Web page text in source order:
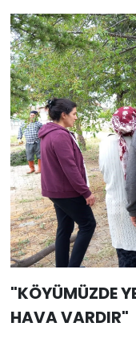
"KÖYÜMÜZDE
HAVA VARDIR"